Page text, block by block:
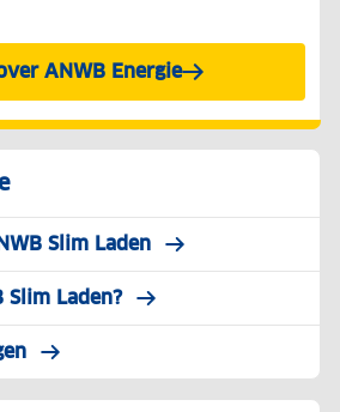
ANWB Energie
Slim Laden
Slim Laden?